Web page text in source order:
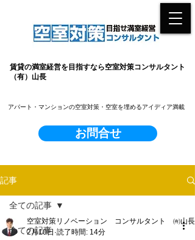
賃貸の満室経営を目指すなら空室対策コンサルタント
（有）山長
お問合せ
​アパート・マンションの空室対策・空室を埋めるアイディア満載
記事
全ての記事
全ての記事
空室対策リノベーション コンサルタント ㈲山長
2月10日 読了時間: 14分